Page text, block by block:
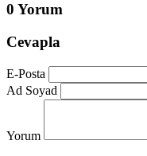
0 Yorum
Cevapla
E-Posta
Ad Soyad
Yorum